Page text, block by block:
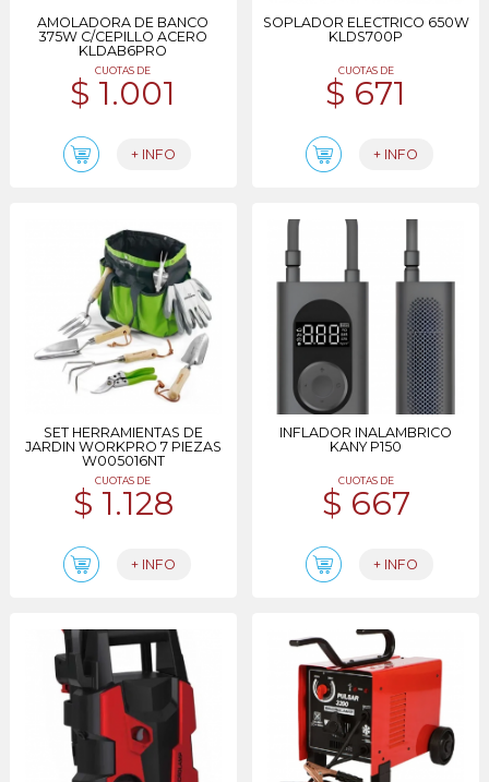
AMOLADORA DE BANCO
375W C/CEPILLO ACERO
KLDAB6PRO
CUOTAS DE
$ 1.001
+ INFO
SOPLADOR ELECTRICO 650W
KLDS700P
CUOTAS DE
$ 671
+ INFO
SET HERRAMIENTAS DE
JARDIN WORKPRO 7 PIEZAS
W005016NT
CUOTAS DE
$ 1.128
+ INFO
INFLADOR INALAMBRICO
KANY P150
CUOTAS DE
$ 667
+ INFO